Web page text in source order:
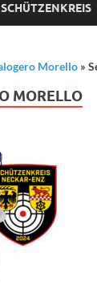
SCHÜTZENKREIS
Morello »
MORELLO